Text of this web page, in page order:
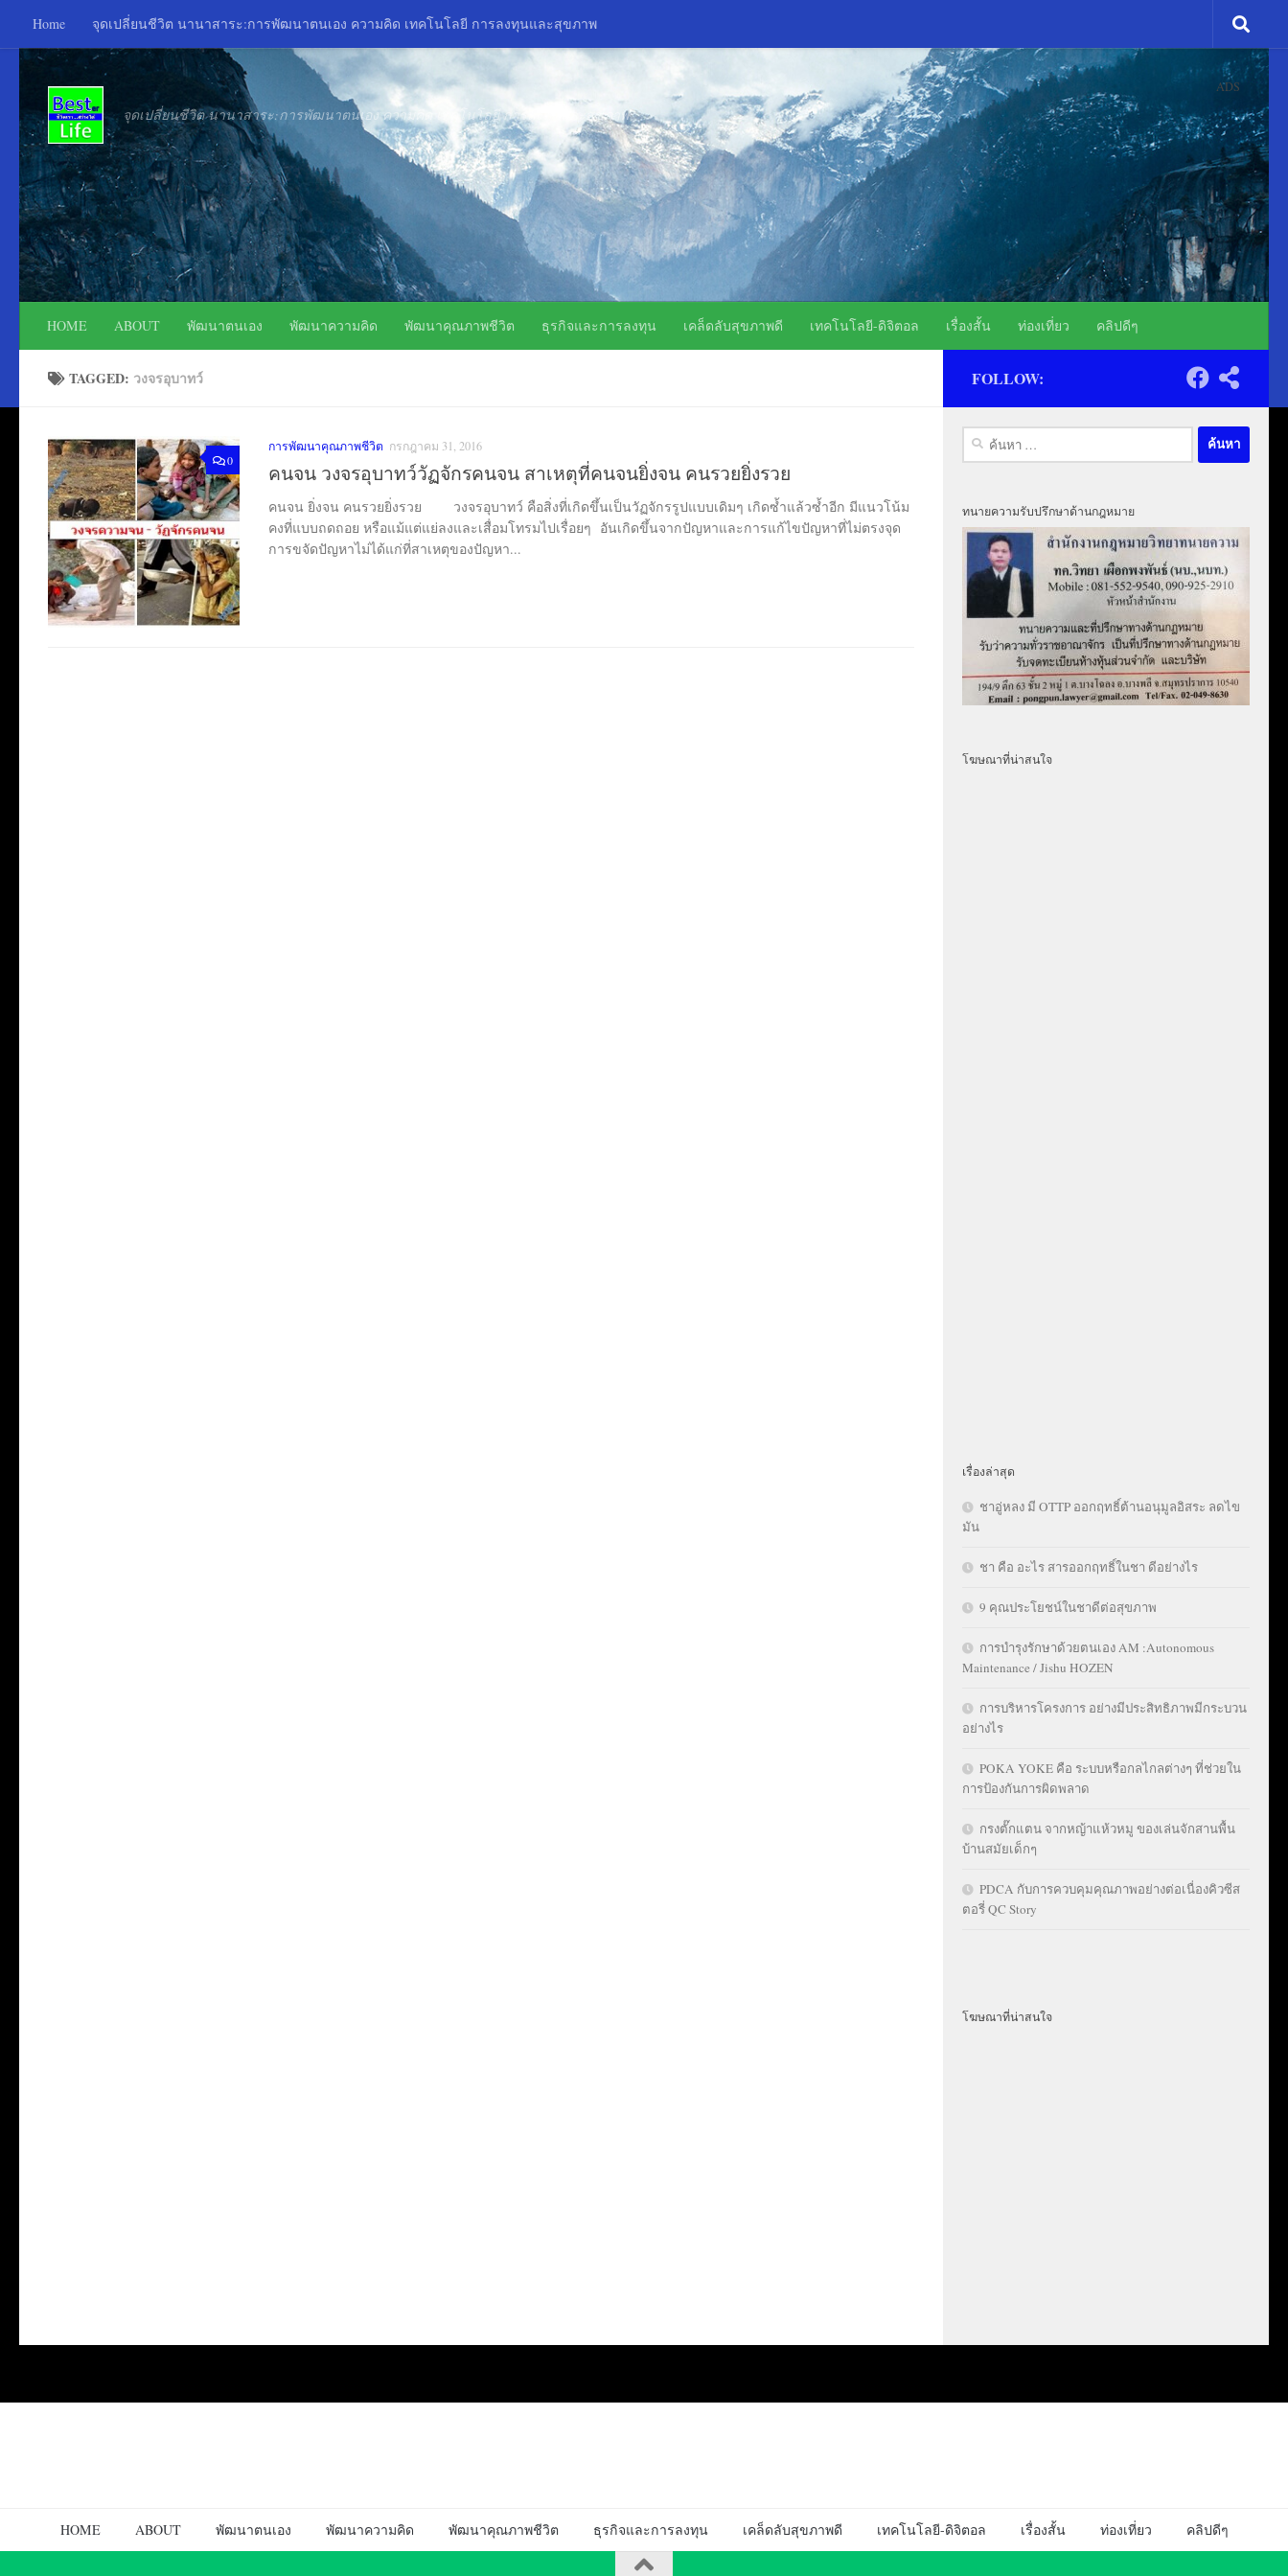
Skip to content
Home จุดเปลี่ยนชีวิต นานาสาระ:การพัฒนาตนเอง ความคิด เทคโนโลยี การลงทุนและสุขภาพ
จุดเปลี่ยนชีวิต นานาสาระ:การพัฒนาตนเอง ความคิด เทคโนโลยี การลงทุนและสุขภาพ
ADS
HOME ABOUT พัฒนาตนเอง พัฒนาความคิด พัฒนาคุณภาพชีวิต ธุรกิจและการลงทุน เคล็ดลับสุขภาพดี เทคโนโลยี-ดิจิตอล เรื่องสั้น ท่องเที่ยว คลิปดีๆ
TAGGED: วงจรอุบาทว์
0
การพัฒนาคุณภาพชีวิต กรกฎาคม 31, 2016
คนจน วงจรอุบาทว์วัฏจักรคนจน สาเหตุที่คนจนยิ่งจน คนรวยยิ่งรวย
คนจน ยิ่งจน คนรวยยิ่งรวย วงจรอุบาทว์ คือสิ่งที่เกิดขึ้นเป็นวัฏจักรรูปแบบเดิมๆ เกิดซ้ำแล้วซ้ำอีก มีแนวโน้ม
คงที่แบบถดถอย หรือแม้แต่แย่ลงและเสื่อมโทรมไปเรื่อยๆ อันเกิดขึ้นจากปัญหาและการแก้ไขปัญหาที่ไม่ตรงจุด
การขจัดปัญหาไม่ได้แก่ที่สาเหตุของปัญหา...
FOLLOW:
ค้นหา
สำหรับ:
ทนายความรับปรึกษาด้านกฎหมาย
โฆษณาที่น่าสนใจ
เรื่องล่าสุด
ชาอู่หลง มี OTTP ออกฤทธิ์ต้านอนุมูลอิสระ ลดไข
มัน
ชา คือ อะไร สารออกฤทธิ์ในชา ดีอย่างไร
9 คุณประโยชน์ในชาดีต่อสุขภาพ
การบำรุงรักษาด้วยตนเอง AM :Autonomous
Maintenance / Jishu HOZEN
การบริหารโครงการ อย่างมีประสิทธิภาพมีกระบวน
อย่างไร
POKA YOKE คือ ระบบหรือกลไกลต่างๆ ที่ช่วยใน
การป้องกันการผิดพลาด
กรงตั๊กแตน จากหญ้าแห้วหมู ของเล่นจักสานพื้น
บ้านสมัยเด็กๆ
PDCA กับการควบคุมคุณภาพอย่างต่อเนื่องคิวซีส
ตอรี่ QC Story
โฆษณาที่น่าสนใจ
HOME ABOUT พัฒนาตนเอง พัฒนาความคิด พัฒนาคุณภาพชีวิต ธุรกิจและการลงทุน เคล็ดลับสุขภาพดี เทคโนโลยี-ดิจิตอล เรื่องสั้น ท่องเที่ยว คลิปดีๆ